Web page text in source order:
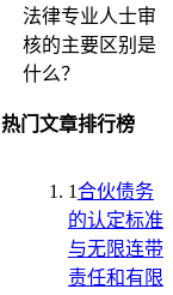
法律专业人士审
核的主要区别是
什么？
热门文章排行榜
1合伙债务
的认定标准
与无限连带
责任和有限